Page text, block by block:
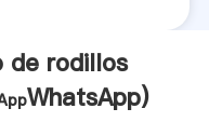
de rodillos
WhatsApp)